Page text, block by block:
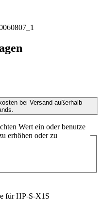
bei Versand außerhalb
Wert ein oder benutze
erhöhen oder zu
für HP-S-X1S